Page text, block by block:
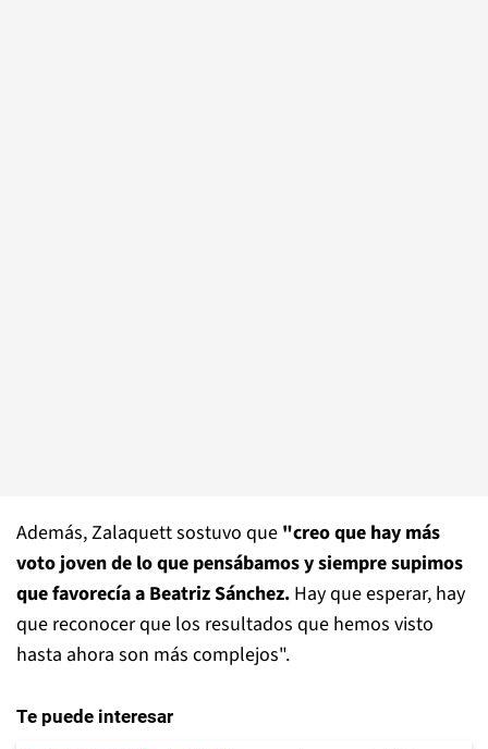
Además, Zalaquett sostuvo que "creo que hay más
voto joven de lo que pensábamos y siempre supimos
que favorecía a Beatriz Sánchez. Hay que esperar, hay
que reconocer que los resultados que hemos visto
hasta ahora son más complejos".
Te puede interesar